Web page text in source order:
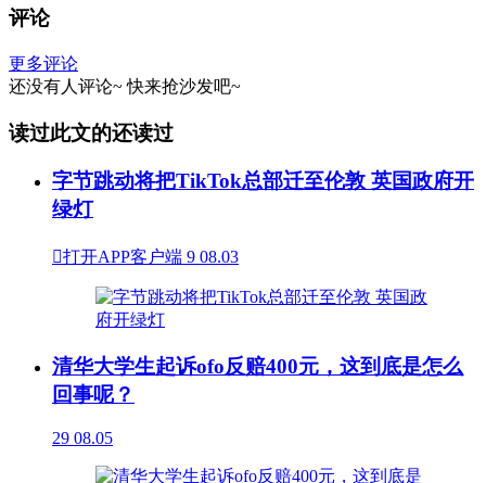
评论
更多评论
还没有人评论~ 快来抢沙发吧~
读过此文的还读过
字节跳动将把TikTok总部迁至伦敦 英国政府开
绿灯
打开APP客户端 9 08.03
清华大学生起诉ofo反赔400元，这到底是怎么
回事呢？
29 08.05